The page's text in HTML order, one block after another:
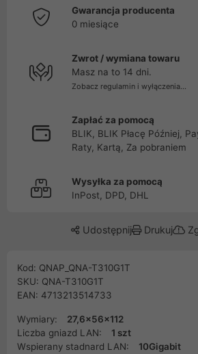
Gwarancja producenta
0 miesiące
Zwrot / wymiana towaru
Masz na to 14 dni.
Zobacz regulamin i wyłączenia...
Zapłać za pomocą
BLIK, BLIK Płacę Później,
Raty, Kartą, Za pobraniem
Wysyłka za pomocą
InPost, DPD, DHL
Udostępnij Drukuj
Kod: QNAP_QNA-T310G1T
SKU: QNA-T310G1T
EAN: 4713213514733
Wymiary:
27,6x56x112
Liczba gniazd LAN:
1 szt
Wspierany stadnard LAN:
10Gigabit